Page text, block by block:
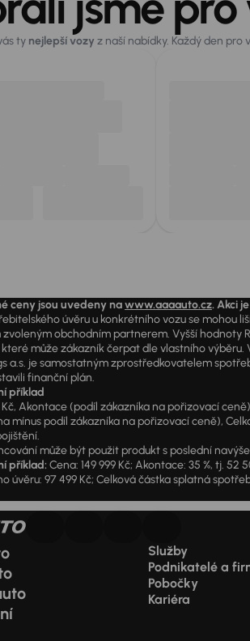
ty nejlepší vozy z naší nabídky. Každý den pro
ceny jsou uvedeny nawww.aaaauto.cz. Akci
úvěru u konkrétního vozu se
zvoleným obchodním partnerem. Vyšší hodnoty
může zákazník čerpat dle vlastního výběru.
a.s. je samostatným zprostředkovatelem
finanční plán.
příklad
Akontace (podíl zákazníka na pořizovací
mínus podíl zákazníka na pořizovací ceně),
může být použit produkt s poslední
příklad:Cena: 149 999 Kč; Akontace: 35 %, tj.
úvěru: 97 499 Kč; Celková částka splatná
Služby
Podnikatelé a
Pobočky
Kariéra